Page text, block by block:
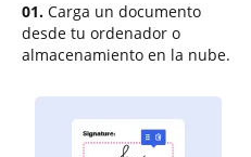
01. Carga un documento
desde tu ordenador o
almacenamiento en la nube.